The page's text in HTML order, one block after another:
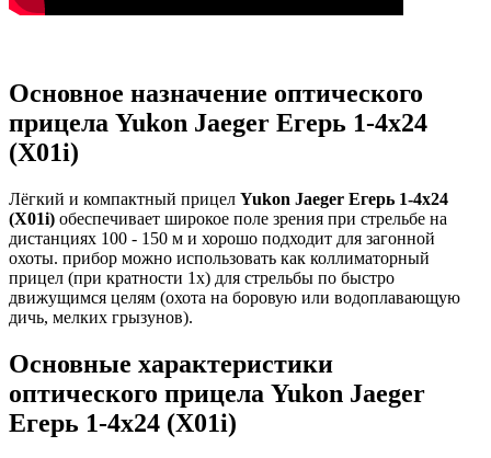
Основное назначение оптического
прицела Yukon Jaeger Егерь 1-4x24
(X01i)
Лёгкий и компактный прицел Yukon Jaeger Егерь 1-4x24
(X01i) обеспечивает широкое поле зрения при стрельбе на
дистанциях 100 - 150 м и хорошо подходит для загонной
охоты. прибор можно использовать как коллиматорный
прицел (при кратности 1х) для стрельбы по быстро
движущимся целям (охота на боровую или водоплавающую
дичь, мелких грызунов).
Основные характеристики
оптического прицела Yukon Jaeger
Егерь 1-4x24 (X01i)